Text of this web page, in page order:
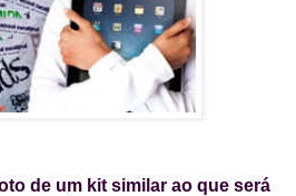
de um kit similar ao que será